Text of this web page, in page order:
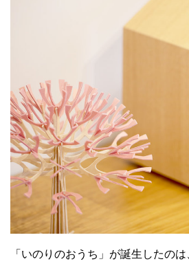
「いのりのおうち」が誕生したの